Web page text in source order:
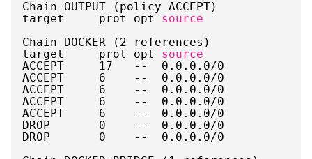
Chain OUTPUT (policy ACCEPT)
target     prot opt source
Chain DOCKER (2 references)
target     prot opt source
ACCEPT     17   --  0.0.0.0/0
ACCEPT     6    --  0.0.0.0/0
ACCEPT     6    --  0.0.0.0/0
ACCEPT     6    --  0.0.0.0/0
ACCEPT     6    --  0.0.0.0/0
DROP       0    --  0.0.0.0/0
DROP       0    --  0.0.0.0/0